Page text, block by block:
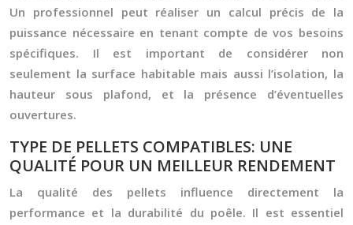
Un professionnel peut réaliser un calcul précis de la
puissance nécessaire en tenant compte de vos besoins
spécifiques. Il est important de considérer non
seulement la surface habitable mais aussi l’isolation, la
hauteur sous plafond, et la présence d’éventuelles
ouvertures.
TYPE DE PELLETS COMPATIBLES: UNE
QUALITÉ POUR UN MEILLEUR RENDEMENT
La qualité des pellets influence directement la
performance et la durabilité du poêle. Il est essentiel